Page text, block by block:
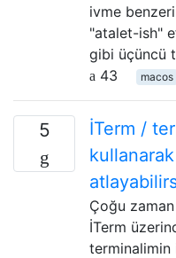
ivme
"atalet-ish"
gibi üçüncü
43
macos
5
İTerm /
Çoğu
İTerm
terminalimin